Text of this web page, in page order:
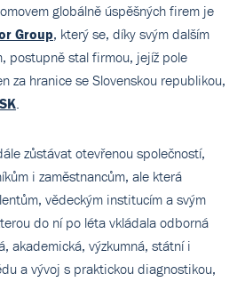
globálně úspěšných firem je
Group, který se, díky svým dalším
postupně stal firmou, jejíž pole
za hranice se Slovenskou republikou,
.
zůstávat otevřenou společností,
i zaměstnancům, ale která
vědeckým institucím a svým
do ní po léta vkládala odborná
akademická, výzkumná, státní i
a vývoj s praktickou diagnostikou,